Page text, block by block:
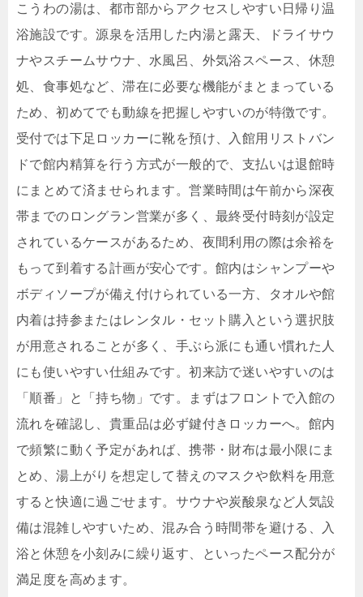
こうわの湯は、都市部からアクセスしやすい日帰り温
浴施設です。源泉を活用した内湯と露天、ドライサウ
ナやスチームサウナ、水風呂、外気浴スペース、休憩
処、食事処など、滞在に必要な機能がまとまっている
ため、初めてでも動線を把握しやすいのが特徴です。
受付では下足ロッカーに靴を預け、入館用リストバン
ドで館内精算を行う方式が一般的で、支払いは退館時
にまとめて済ませられます。営業時間は午前から深夜
帯までのロングラン営業が多く、最終受付時刻が設定
されているケースがあるため、夜間利用の際は余裕を
もって到着する計画が安心です。館内はシャンプーや
ボディソープが備え付けられている一方、タオルや館
内着は持参またはレンタル・セット購入という選択肢
が用意されることが多く、手ぶら派にも通い慣れた人
にも使いやすい仕組みです。初来訪で迷いやすいのは
「順番」と「持ち物」です。まずはフロントで入館の
流れを確認し、貴重品は必ず鍵付きロッカーへ。館内
で頻繁に動く予定があれば、携帯・財布は最小限にま
とめ、湯上がりを想定して替えのマスクや飲料を用意
すると快適に過ごせます。サウナや炭酸泉など人気設
備は混雑しやすいため、混み合う時間帯を避ける、入
浴と休憩を小刻みに繰り返す、といったペース配分が
満足度を高めます。